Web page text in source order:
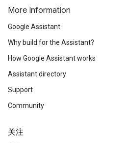
More Information
Google Assistant
Why build for the Assistant?
How Google Assistant works
Assistant directory
Support
Community
关注